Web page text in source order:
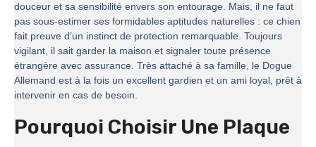
douceur et sa sensibilité envers son entourage. Mais, il ne faut
pas sous-estimer ses formidables aptitudes naturelles : ce chien
fait preuve d’un instinct de protection remarquable. Toujours
vigilant, il sait garder la maison et signaler toute présence
étrangère avec assurance. Très attaché à sa famille, le Dogue
Allemand est à la fois un excellent gardien et un ami loyal, prêt à
intervenir en cas de besoin.
Pourquoi Choisir Une Plaque